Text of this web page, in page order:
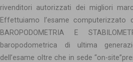
rivenditori autorizzati dei migliori
Effettuiamo l’esame computerizzato
BAROPODOMETRIA E
baropodometrica di ultima
dell’esame oltre che in sede “on-